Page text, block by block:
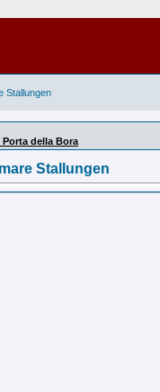
Stallungen
della Bora
Stallungen